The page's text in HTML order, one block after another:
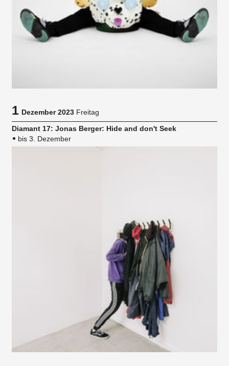
1Dezember 2023 Freitag
Diamant 17: Jonas Berger: Hide and don't Seek
bis 3. Dezember